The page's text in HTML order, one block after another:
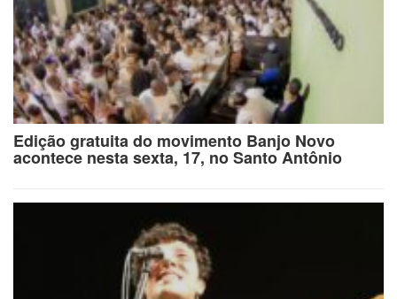
Edição gratuita do movimento Banjo Novo
acontece nesta sexta, 17, no Santo Antônio